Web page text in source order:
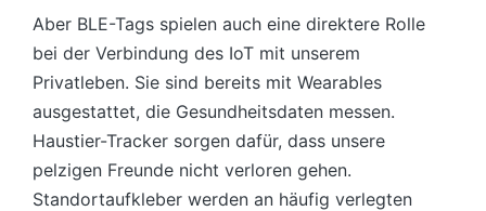
Aber BLE-Tags spielen auch eine direktere Rolle
bei der Verbindung des IoT mit unserem
Privatleben. Sie sind bereits mit Wearables
ausgestattet, die Gesundheitsdaten messen.
Haustier-Tracker sorgen dafür, dass unsere
pelzigen Freunde nicht verloren gehen.
Standortaufkleber werden an häufig verlegten